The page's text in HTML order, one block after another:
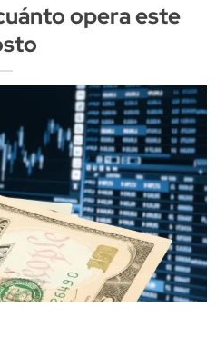
opera este